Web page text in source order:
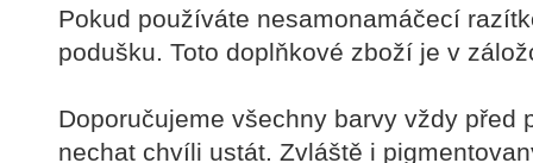
Pokud používáte nesamonamáčecí
podušku. Toto doplňkové zboží je v
Doporučujeme všechny barvy vždy před
nechat chvíli ustát. Zvláště i